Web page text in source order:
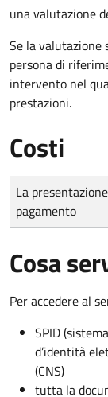
una valutazione
Se la valutazione
persona di
intervento nel
prestazioni.
Costi
Tipo di pagamento
Importo
La
pagamento
Cosa
Per accedere al
SPID
d’identità
(CNS)
tutta la